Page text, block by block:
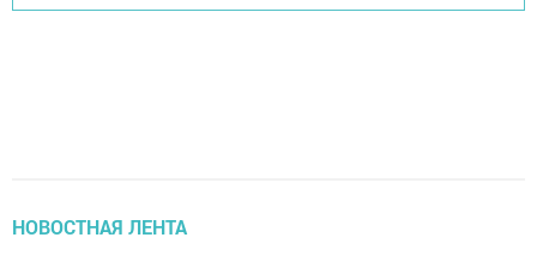
НОВОСТНАЯ ЛЕНТА